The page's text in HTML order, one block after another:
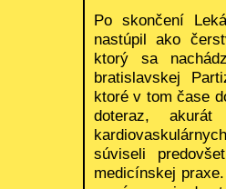
Po skončení
nastúpil ako
ktorý sa
bratislavskej
ktoré v tom čase
doteraz,
súviseli
medicínskej